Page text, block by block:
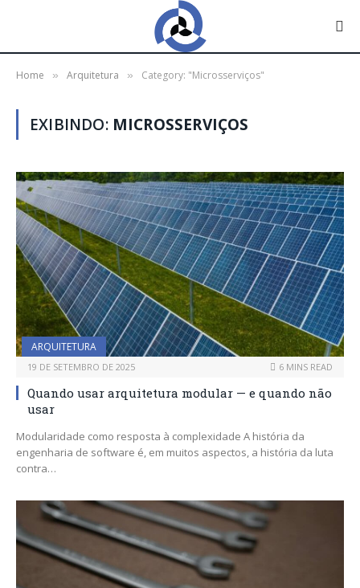
Home » Arquitetura » Category: "Microsserviços"
EXIBINDO: MICROSSERVIÇOS
ARQUITETURA
19 DE SETEMBRO DE 2025 6 MINS READ
Quando usar arquitetura modular — e quando não
usar
Modularidade como resposta à complexidade A história da
engenharia de software é, em muitos aspectos, a história da luta
contra…